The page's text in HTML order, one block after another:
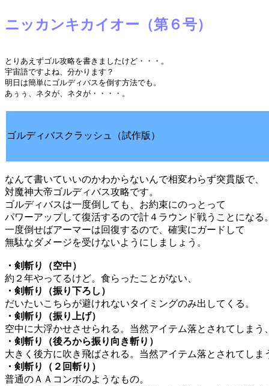
ニッカンキカイオー（第６号）
とりあえずゴル攻略を書きましたけど・・・。
宇宙語ですよね、分かります？
明日は簡単にゴルディバスを倒す方法でも。
あぅぅ、ネタが、ネタが・・・・。
ゴルディバスクラッシュ（試作版）
なんて書いていいのかわからないんで相変わらず突貫版で、
対魔神大帝ゴルディバス攻略です。
ゴルディバスは一度倒しても、お約束にのっとって
パワーアップして復活するので計４ラウンド戦うことになる
一度倒せばアーマーは回復するので、確実にガードして
無駄なダメージを受けないようにしましょう。
・剣斬り（空中）
約２年やってるけど。食らったことがない、
・剣斬り（振り下ろし）
だいたいこちらが避けれないタイミングのみ出してくる。
・剣斬り（振り上げ）
空中に大浮かせさせられる。当然アイテム落とされてしまう
・剣斬り（後ろから振り向き斬り）
大きく後方に吹き飛ばされる。当然アイテム落とされてしま
・剣斬り（２回斬り）
普通のＡＡコンボのようなもの。